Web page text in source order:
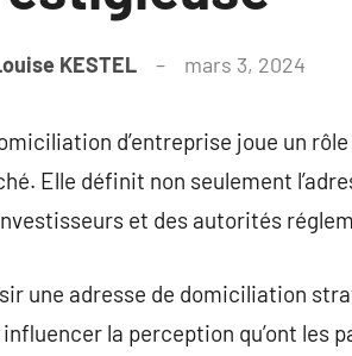
KESTEL mars 3, 2024
d’entreprise joue un
Elle définit non seulement
et des autorités
une adresse de domiciliation
la perception qu’ont les